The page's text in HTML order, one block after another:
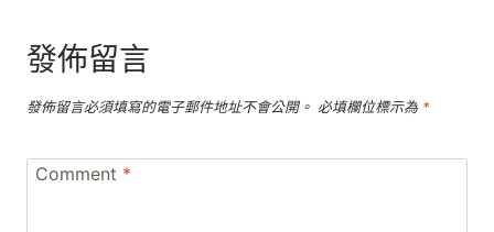
發佈留言
發佈留言必須填寫的電子郵件地址不會公開。 必填欄位標示為 *
Comment *